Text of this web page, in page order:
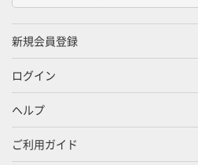
新規会員登録
ログイン
ヘルプ
ご利用ガイド